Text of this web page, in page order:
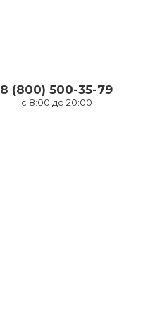
8 (800) 500-35-79
с 8:00 до 20:00